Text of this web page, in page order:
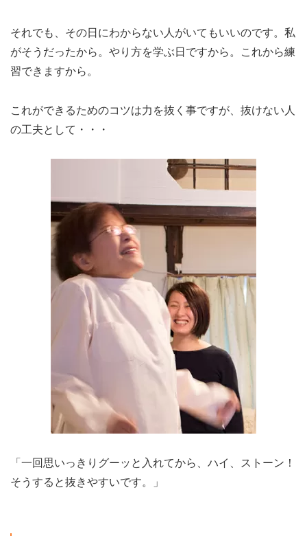
それでも、その日にわからない人がいてもいいのです。私
がそうだったから。やり方を学ぶ日ですから。これから練
習できますから。
これができるためのコツは力を抜く事ですが、抜けない人
の工夫として・・・
「一回思いっきりグーッと入れてから、ハイ、ストーン！
そうすると抜きやすいです。」